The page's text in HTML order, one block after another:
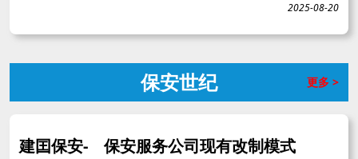
2025-08-20
保安世纪 更多 >
建囯保安- 保安服务公司现有改制模式